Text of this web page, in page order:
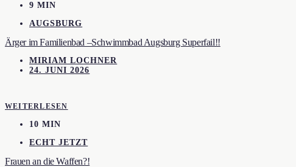
9 MIN
AUGSBURG
Ärger im Familienbad –Schwimmbad Augsburg Superfail!!
MIRIAM LOCHNER
24. JUNI 2026
WEITERLESEN
10 MIN
ECHT JETZT
Frauen an die Waffen?!